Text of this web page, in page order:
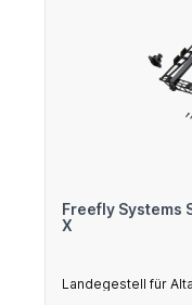
Freefly Systems
X
Landegestell für